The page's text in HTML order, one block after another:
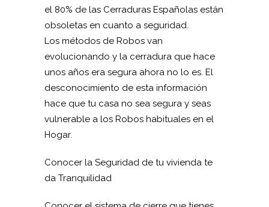
el 80% de las Cerraduras Españolas están
obsoletas en cuanto a seguridad.
Los métodos de Robos van
evolucionando y la cerradura que hace
unos años era segura ahora no lo es. El
desconocimiento de esta información
hace que tu casa no sea segura y seas
vulnerable a los Robos habituales en el
Hogar.
Conocer la Seguridad de tu vivienda te
da Tranquilidad